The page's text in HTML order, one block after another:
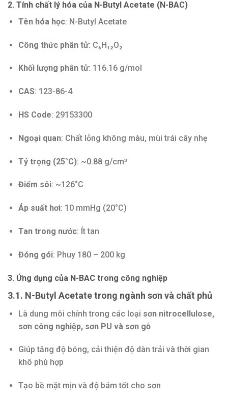
2. Tính chất lý hóa của N-Butyl Acetate (N-BAC)
Tên hóa học: N-Butyl Acetate
Công thức phân tử: C₆H₁₂O₂
Khối lượng phân tử: 116.16 g/mol
CAS: 123-86-4
HS Code: 29153300
Ngoại quan: Chất lỏng không màu, mùi trái cây nhẹ
Tỷ trọng (25°C): ~0.88 g/cm³
Điểm sôi: ~126°C
Áp suất hơi: 10 mmHg (20°C)
Tan trong nước: Ít tan
Đóng gói: Phuy 180 – 200 kg
3. Ứng dụng của N-BAC trong công nghiệp
3.1. N-Butyl Acetate trong ngành sơn và chất phủ
Là dung môi chính trong các loại sơn nitrocellulose,
sơn công nghiệp, sơn PU và sơn gỗ
Giúp tăng độ bóng, cải thiện độ dàn trải và thời gian
khô phù hợp
Tạo bề mặt mịn và độ bám tốt cho sơn